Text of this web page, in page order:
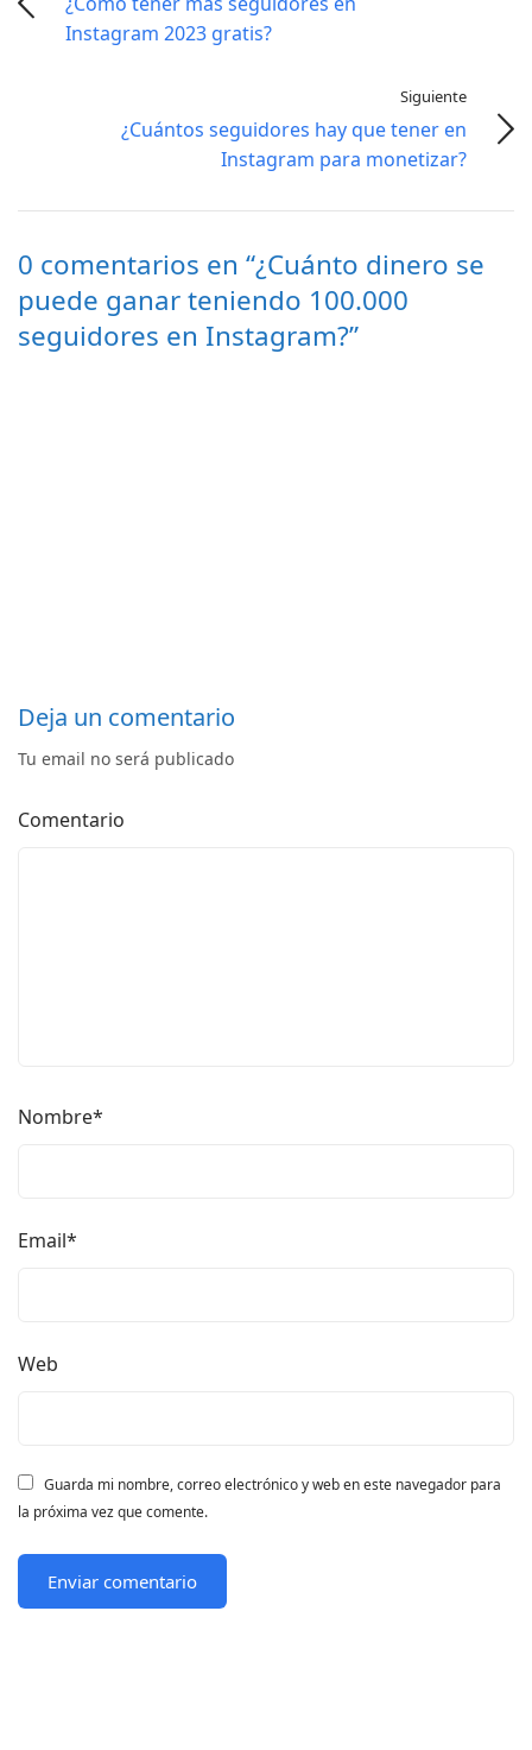
Instagram 2023 gratis?
Siguiente
¿Cuántos seguidores hay que tener en
Instagram para monetizar?
0 comentarios en “¿Cuánto dinero se
puede ganar teniendo 100.000
seguidores en Instagram?”
Deja un comentario
Tu email no será publicado
Comentario
Nombre*
Email*
Web
Guarda mi nombre, correo electrónico y web en este navegador para
la próxima vez que comente.